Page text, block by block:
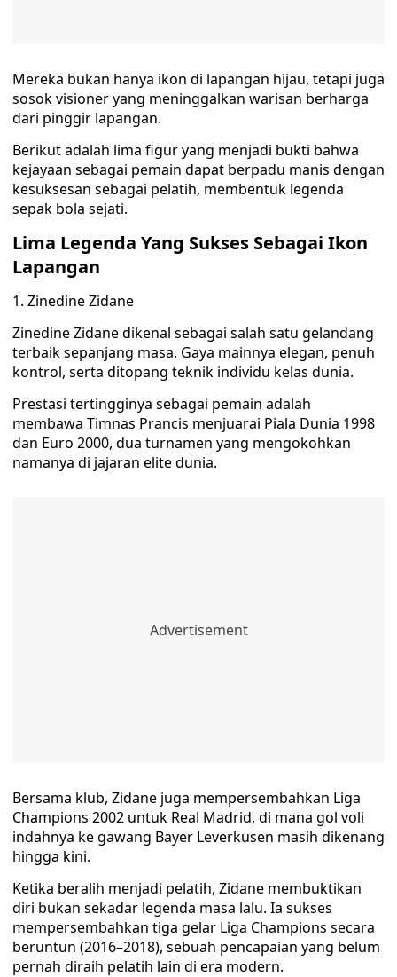
Mereka bukan hanya ikon di lapangan hijau, tetapi juga
sosok visioner yang meninggalkan warisan berharga
dari pinggir lapangan.
Berikut adalah lima figur yang menjadi bukti bahwa
kejayaan sebagai pemain dapat berpadu manis dengan
kesuksesan sebagai pelatih, membentuk legenda
sepak bola sejati.
Lima Legenda Yang Sukses Sebagai Ikon
Lapangan
1. Zinedine Zidane
Zinedine Zidane dikenal sebagai salah satu gelandang
terbaik sepanjang masa. Gaya mainnya elegan, penuh
kontrol, serta ditopang teknik individu kelas dunia.
Prestasi tertingginya sebagai pemain adalah
membawa Timnas Prancis menjuarai Piala Dunia 1998
dan Euro 2000, dua turnamen yang mengokohkan
namanya di jajaran elite dunia.
Bersama klub, Zidane juga mempersembahkan Liga
Champions 2002 untuk Real Madrid, di mana gol voli
indahnya ke gawang Bayer Leverkusen masih dikenang
hingga kini.
Ketika beralih menjadi pelatih, Zidane membuktikan
diri bukan sekadar legenda masa lalu. Ia sukses
mempersembahkan tiga gelar Liga Champions secara
beruntun (2016–2018), sebuah pencapaian yang belum
pernah diraih pelatih lain di era modern.